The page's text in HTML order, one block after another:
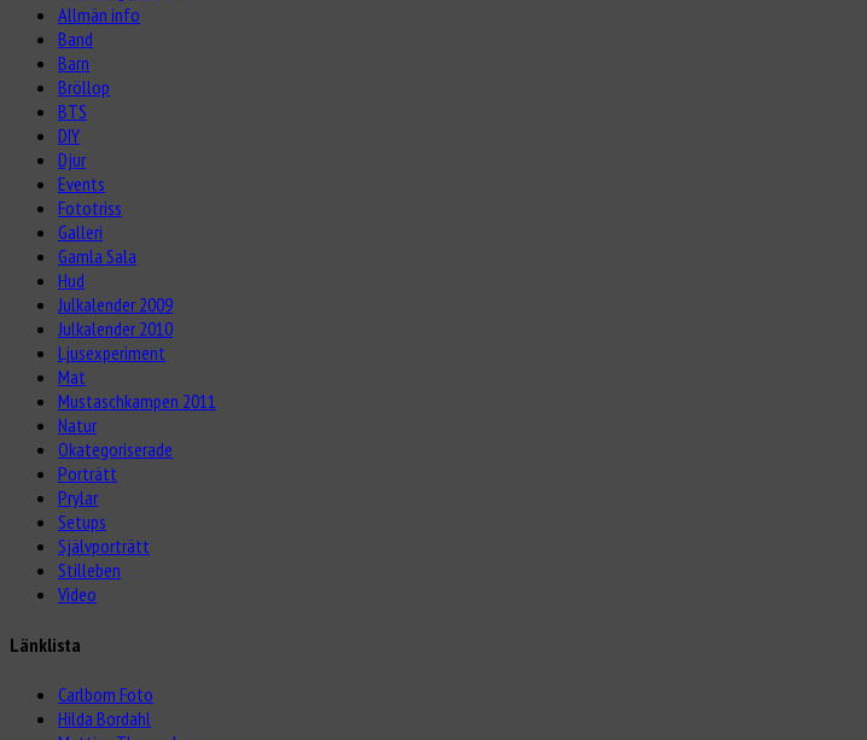
Allmän info
Band
Barn
Bröllop
BTS
DIY
Djur
Events
Fototriss
Galleri
Gamla Sala
Hud
Julkalender 2009
Julkalender 2010
Ljusexperiment
Mat
Mustaschkampen 2011
Natur
Okategoriserade
Porträtt
Prylar
Setups
Självporträtt
Stilleben
Video
Länklista
Carlbom Foto
Hilda Bordahl